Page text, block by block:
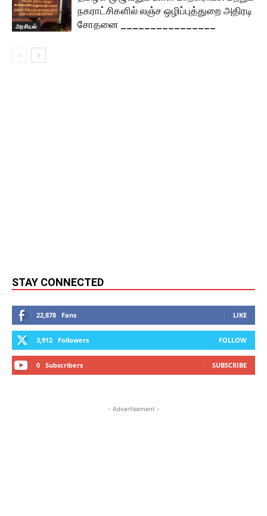
அரசியல்
நகராட்சிகளில் லஞ்ச ஒழிப்புத்துறை அதிரடி
சோதனை ________________
STAY CONNECTED
22,878 Fans LIKE
3,912 Followers FOLLOW
0 Subscribers SUBSCRIBE
- Advertisement -